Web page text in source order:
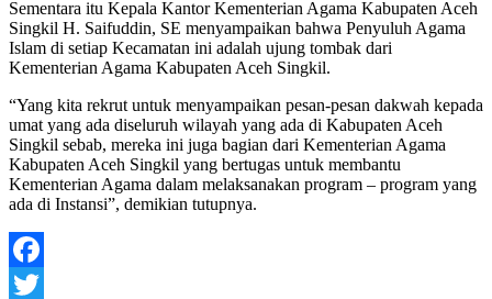
Sementara itu Kepala Kantor Kementerian Agama Kabupaten Aceh
Singkil H. Saifuddin, SE menyampaikan bahwa Penyuluh Agama
Islam di setiap Kecamatan ini adalah ujung tombak dari
Kementerian Agama Kabupaten Aceh Singkil.
“Yang kita rekrut untuk menyampaikan pesan-pesan dakwah kepada
umat yang ada diseluruh wilayah yang ada di Kabupaten Aceh
Singkil sebab, mereka ini juga bagian dari Kementerian Agama
Kabupaten Aceh Singkil yang bertugas untuk membantu
Kementerian Agama dalam melaksanakan program – program yang
ada di Instansi”, demikian tutupnya.
Facebook